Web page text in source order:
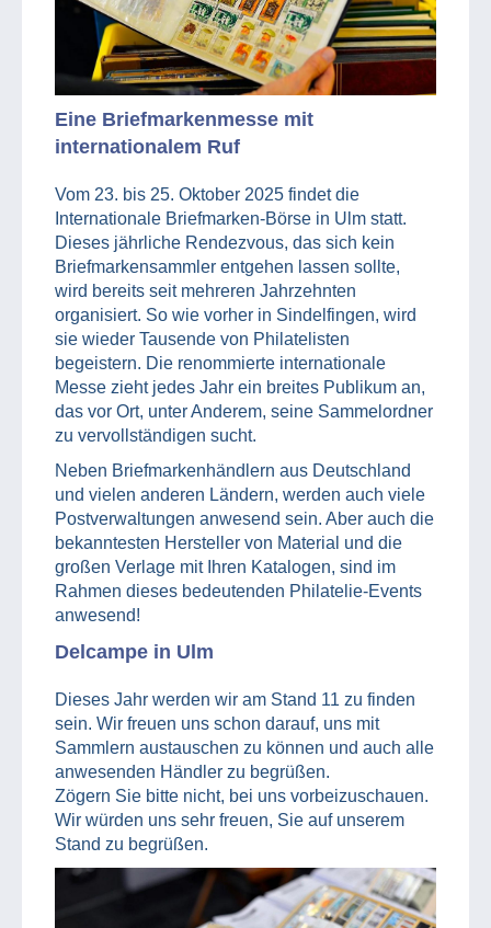
Eine Briefmarkenmesse mit
internationalem Ruf
Vom 23. bis 25. Oktober 2025 findet die
Internationale Briefmarken-Börse in Ulm statt.
Dieses jährliche Rendezvous, das sich kein
Briefmarkensammler entgehen lassen sollte,
wird bereits seit mehreren Jahrzehnten
organisiert. So wie vorher in Sindelfingen, wird
sie wieder Tausende von Philatelisten
begeistern. Die renommierte internationale
Messe zieht jedes Jahr ein breites Publikum an,
das vor Ort, unter Anderem, seine Sammelordner
zu vervollständigen sucht.
Neben Briefmarkenhändlern aus Deutschland
und vielen anderen Ländern, werden auch viele
Postverwaltungen anwesend sein. Aber auch die
bekanntesten Hersteller von Material und die
großen Verlage mit Ihren Katalogen, sind im
Rahmen dieses bedeutenden Philatelie-Events
anwesend!
Delcampe in Ulm
Dieses Jahr werden wir am Stand 11 zu finden
sein. Wir freuen uns schon darauf, uns mit
Sammlern austauschen zu können und auch alle
anwesenden Händler zu begrüßen.
Zögern Sie bitte nicht, bei uns vorbeizuschauen.
Wir würden uns sehr freuen, Sie auf unserem
Stand zu begrüßen.